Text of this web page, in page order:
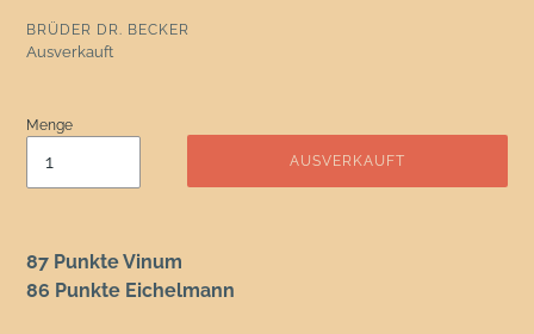
VERKÄUFER
BRÜDER DR. BECKER
Normaler Preis
Ausverkauft
Menge
AUSVERKAUFT
87 Punkte Vinum
86 Punkte Eichelmann